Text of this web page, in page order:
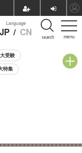
menu
Language
JP / CN search
受験
特集